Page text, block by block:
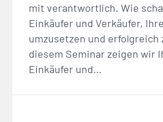
mit verantwortlich. Wie
Einkäufer und Verkäufer,
umzusetzen und erfolgreich
diesem Seminar zeigen wir
Einkäufer und…